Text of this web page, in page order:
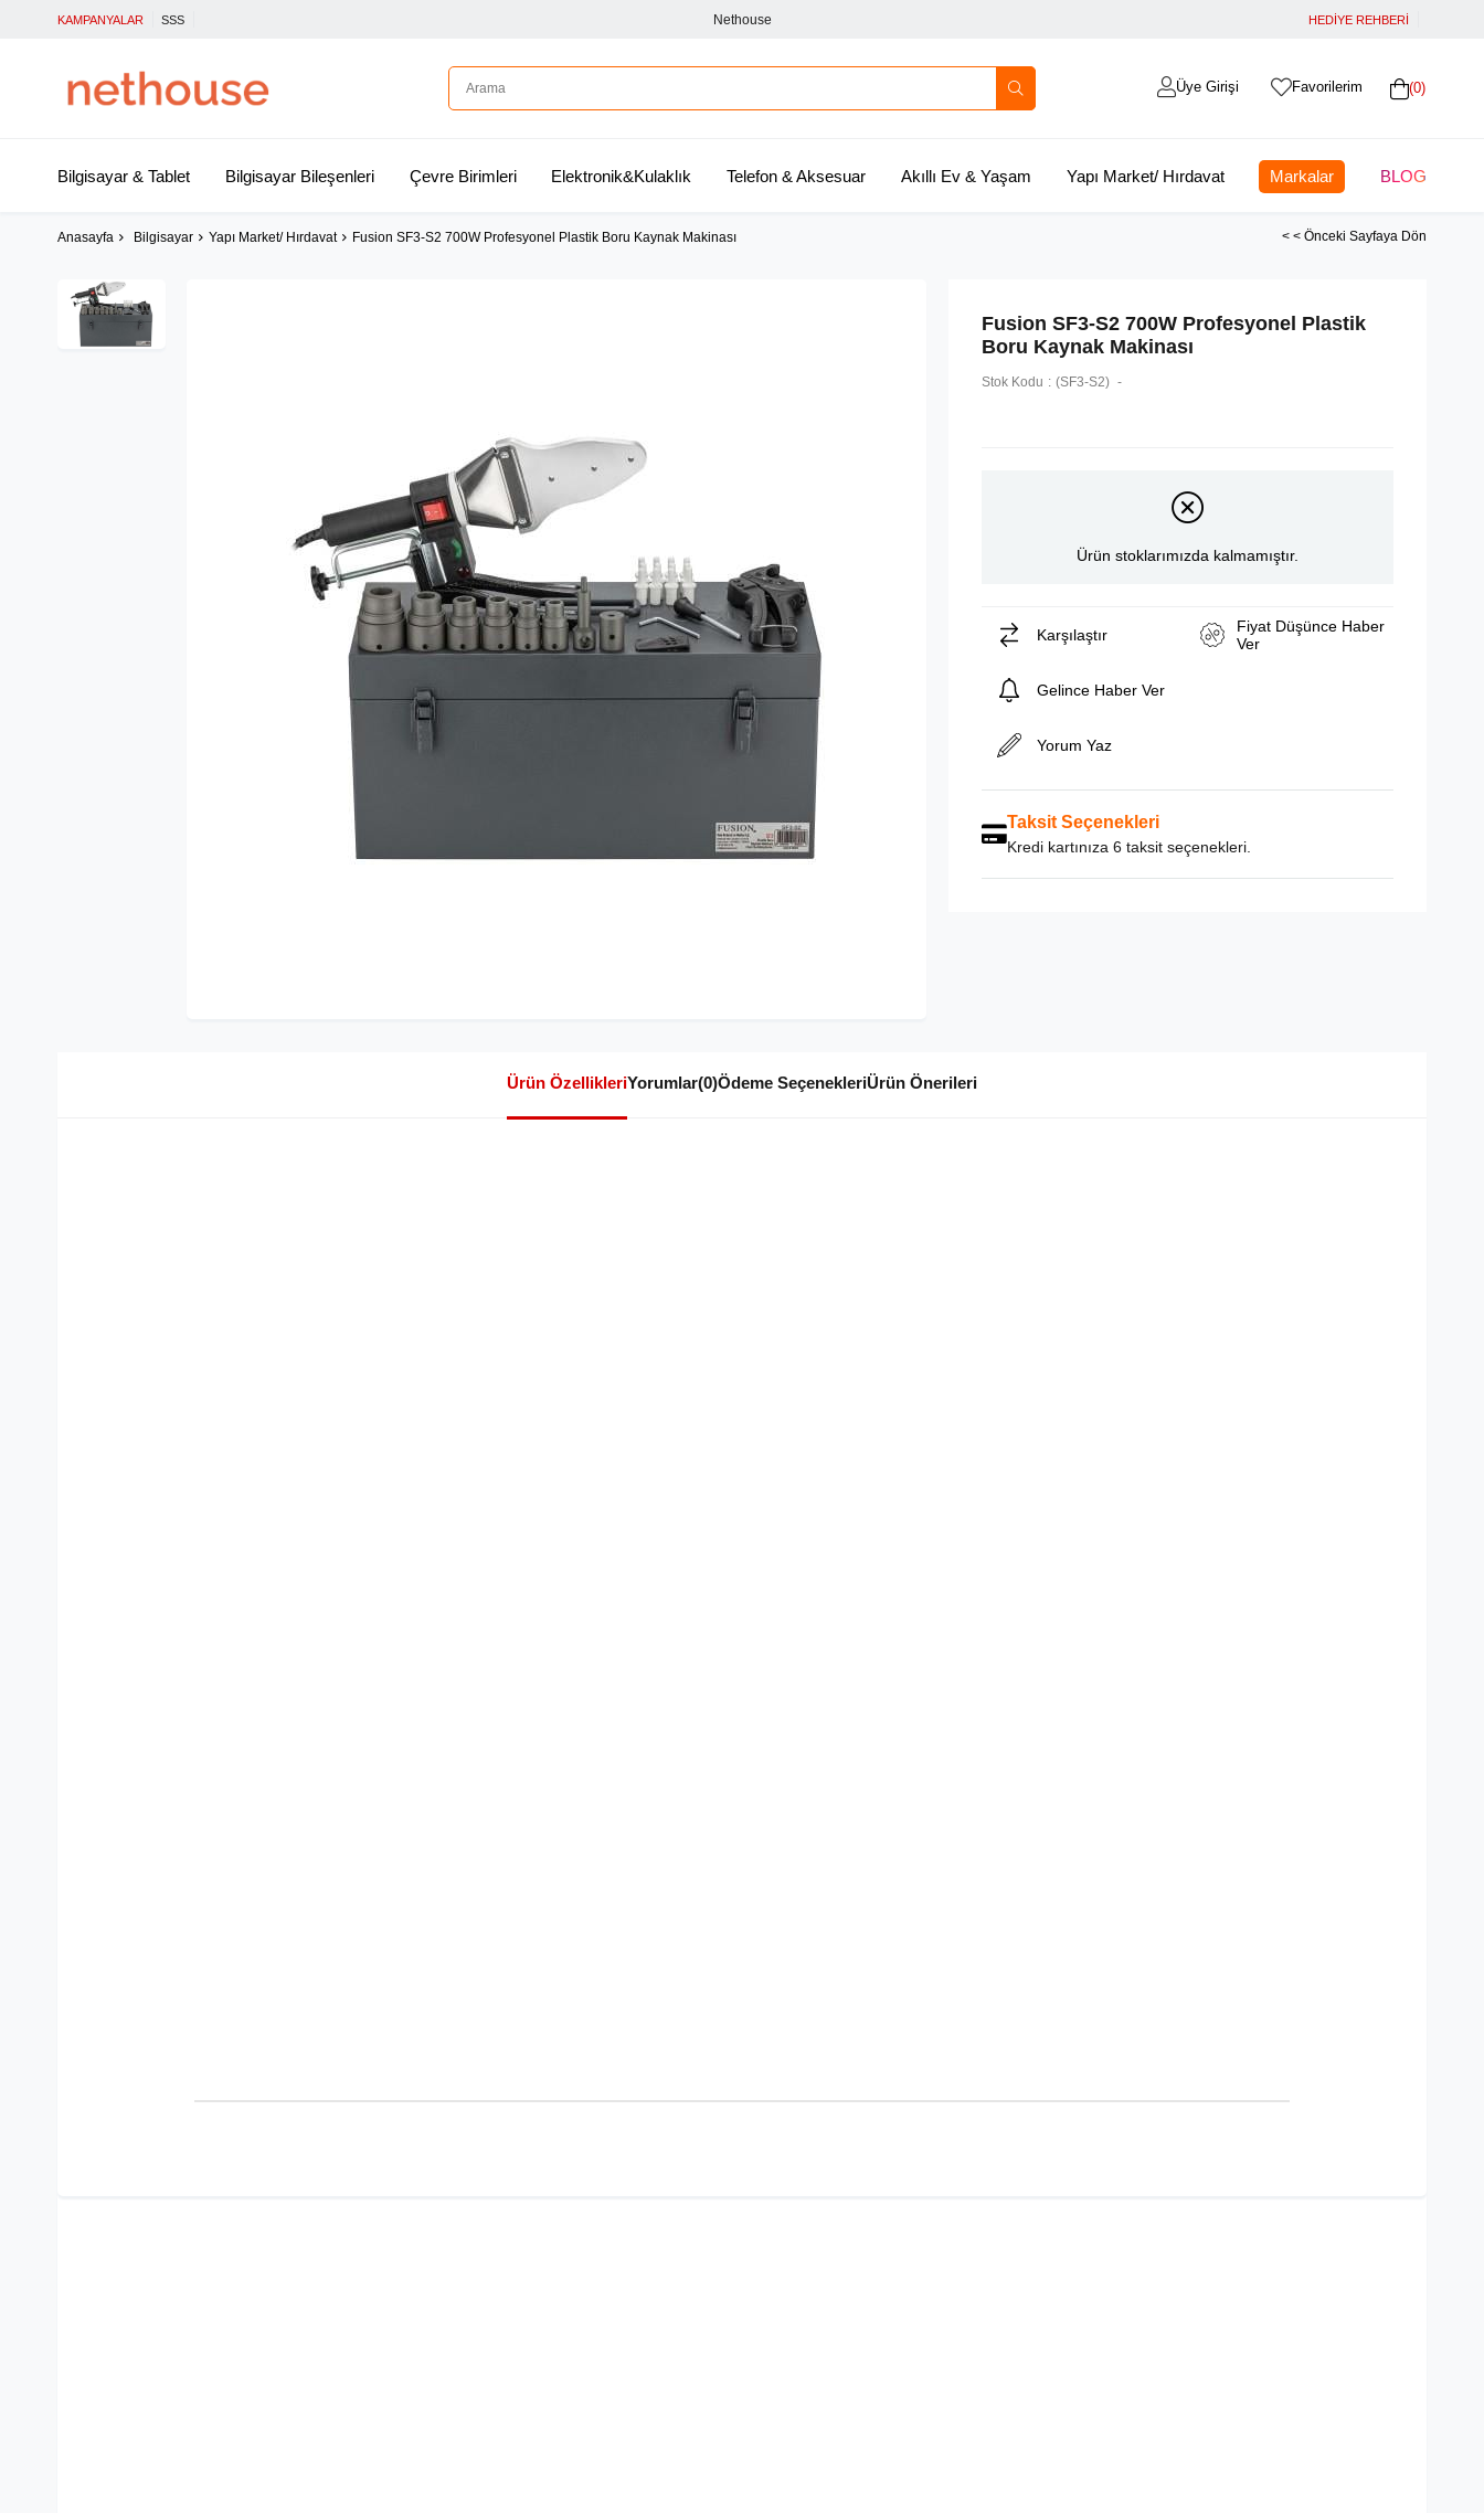
KAMPANYALAR SSS Nethouse HEDİYE REHBERİ
0
Favorilerim
Üye Girişi
Bilgisayar & Tablet Bilgisayar Bileşenleri Çevre Birimleri Elektronik&Kulaklık Telefon & Aksesuar Akıllı Ev & Yaşam Yapı Market/ Hırdavat Markalar BLOG
Anasayfa Bilgisayar Yapı Market/ Hırdavat Fusion SF3-S2 700W Profesyonel Plastik Boru Kaynak Makinası < < Önceki Sayfaya Dön
Fusion SF3-S2 700W Profesyonel Plastik
Boru Kaynak Makinası
Stok Kodu (SF3-S2)
Ürün stoklarımızda kalmamıştır.
Karşılaştır
Fiyat Düşünce Haber
Ver
Gelince Haber Ver
Yorum Yaz
Taksit Seçenekleri
Kredi kartınıza 6 taksit seçenekleri.
Ürün ÖzellikleriYorumlar(0)Ödeme SeçenekleriÜrün Önerileri